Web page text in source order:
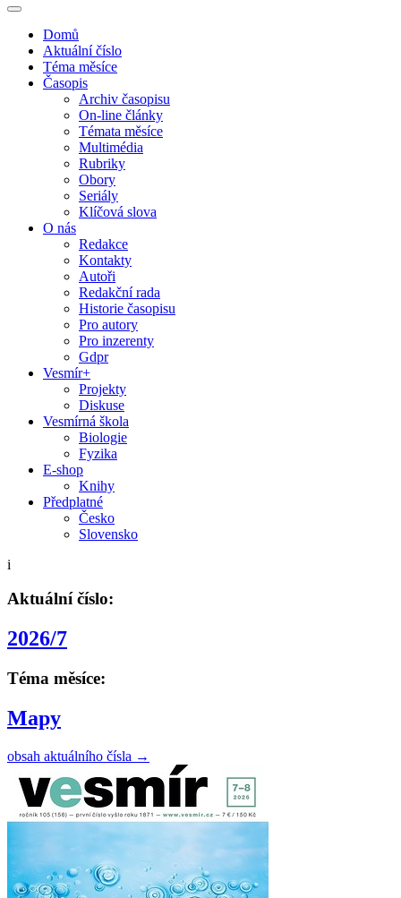
Domů
Aktuální číslo
Téma měsíce
Časopis
Archiv časopisu
On-line články
Témata měsíce
Multimédia
Rubriky
Obory
Seriály
Klíčová slova
O nás
Redakce
Kontakty
Autoři
Redakční rada
Historie časopisu
Pro autory
Pro inzerenty
Gdpr
Vesmír+
Projekty
Diskuse
Vesmírná škola
Biologie
Fyzika
E-shop
Knihy
Předplatné
Česko
Slovensko
i
Aktuální číslo:
2026/7
Téma měsíce:
Mapy
obsah aktuálního čísla →